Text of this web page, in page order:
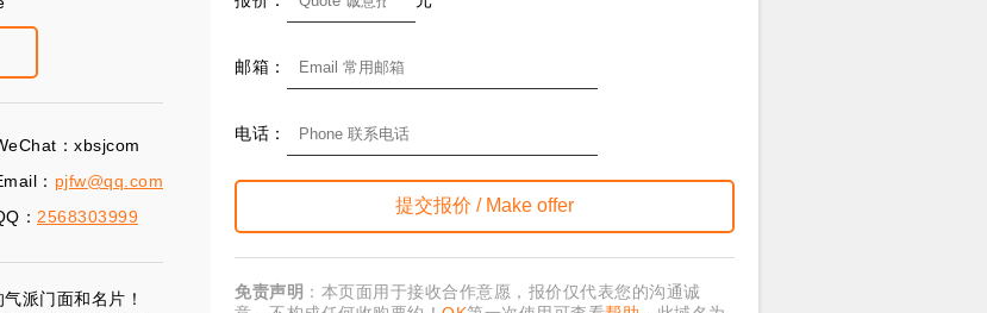
：xbsjcom
： pjfw@qq.com
： 2568303999
派门面和名片！
邮箱：
电话：
免责声明 ：本页面用于接收合作意愿，报价仅代表您的沟通诚